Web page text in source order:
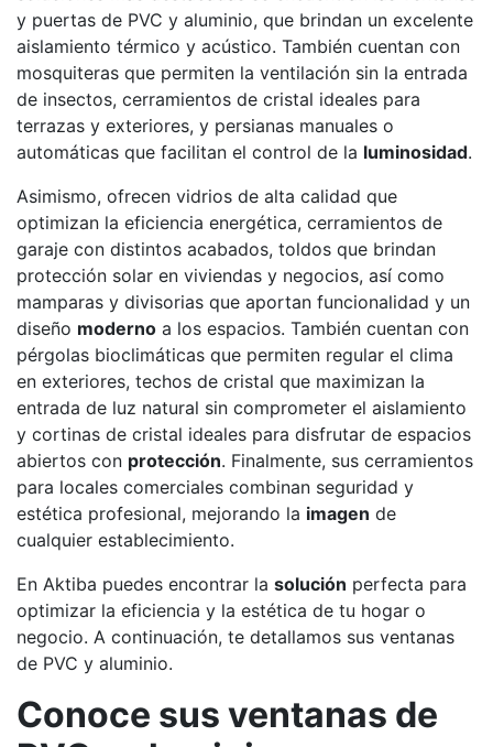
y puertas de PVC y aluminio, que brindan un excelente
aislamiento térmico y acústico. También cuentan con
mosquiteras que permiten la ventilación sin la entrada
de insectos, cerramientos de cristal ideales para
terrazas y exteriores, y persianas manuales o
automáticas que facilitan el control de la luminosidad.
Asimismo, ofrecen vidrios de alta calidad que
optimizan la eficiencia energética, cerramientos de
garaje con distintos acabados, toldos que brindan
protección solar en viviendas y negocios, así como
mamparas y divisorias que aportan funcionalidad y un
diseño moderno a los espacios. También cuentan con
pérgolas bioclimáticas que permiten regular el clima
en exteriores, techos de cristal que maximizan la
entrada de luz natural sin comprometer el aislamiento
y cortinas de cristal ideales para disfrutar de espacios
abiertos con protección. Finalmente, sus cerramientos
para locales comerciales combinan seguridad y
estética profesional, mejorando la imagen de
cualquier establecimiento.
En Aktiba puedes encontrar la solución perfecta para
optimizar la eficiencia y la estética de tu hogar o
negocio. A continuación, te detallamos sus ventanas
de PVC y aluminio.
Conoce sus ventanas de